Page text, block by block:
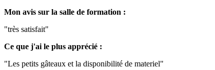
Mon avis sur la salle de formation :
"très satisfait"
Ce que j'ai le plus apprécié :
"Les petits gâteaux et la disponibilité de materiel"